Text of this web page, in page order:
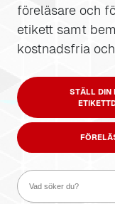
föreläsare och
etikett samt
kostnadsfria
STÄLL DIN